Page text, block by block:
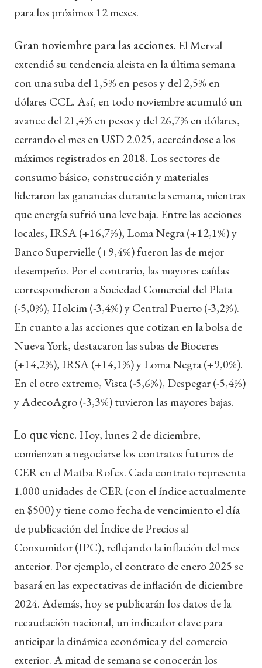
para los próximos 12 meses.
Gran noviembre para las acciones. El Merval
extendió su tendencia alcista en la última semana
con una suba del 1,5% en pesos y del 2,5% en
dólares CCL. Así, en todo noviembre acumuló un
avance del 21,4% en pesos y del 26,7% en dólares,
cerrando el mes en USD 2.025, acercándose a los
máximos registrados en 2018. Los sectores de
consumo básico, construcción y materiales
lideraron las ganancias durante la semana, mientras
que energía sufrió una leve baja. Entre las acciones
locales, IRSA (+16,7%), Loma Negra (+12,1%) y
Banco Supervielle (+9,4%) fueron las de mejor
desempeño. Por el contrario, las mayores caídas
correspondieron a Sociedad Comercial del Plata
(-5,0%), Holcim (-3,4%) y Central Puerto (-3,2%).
En cuanto a las acciones que cotizan en la bolsa de
Nueva York, destacaron las subas de Bioceres
(+14,2%), IRSA (+14,1%) y Loma Negra (+9,0%).
En el otro extremo, Vista (-5,6%), Despegar (-5,4%)
y AdecoAgro (-3,3%) tuvieron las mayores bajas.
Lo que viene. Hoy, lunes 2 de diciembre,
comienzan a negociarse los contratos futuros de
CER en el Matba Rofex. Cada contrato representa
1.000 unidades de CER (con el índice actualmente
en $500) y tiene como fecha de vencimiento el día
de publicación del Índice de Precios al
Consumidor (IPC), reflejando la inflación del mes
anterior. Por ejemplo, el contrato de enero 2025 se
basará en las expectativas de inflación de diciembre
2024. Además, hoy se publicarán los datos de la
recaudación nacional, un indicador clave para
anticipar la dinámica económica y del comercio
exterior. A mitad de semana se conocerán los